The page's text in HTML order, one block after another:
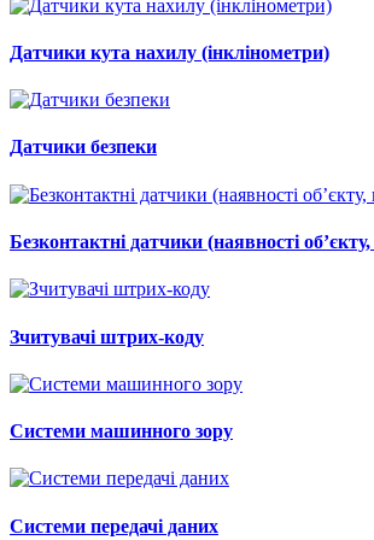
Датчики кута нахилу (інклінометри)
Датчики безпеки
Безконтактні датчики (наявності
Зчитувачі штрих-коду
Системи машинного зору
Системи передачі даних